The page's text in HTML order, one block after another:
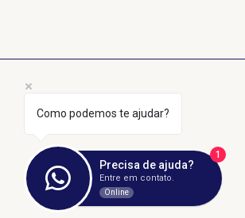
Como podemos te ajudar?
Precisa de ajuda?
Entre em contato.
Online
1